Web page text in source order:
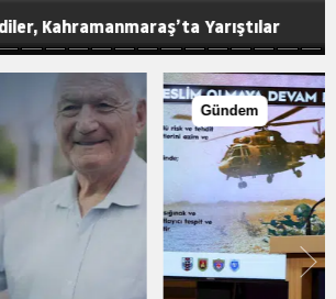
Kahramanmaraş’ta Yarıştılar
Gündem